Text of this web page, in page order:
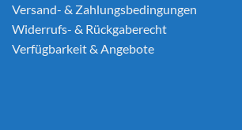
Versand- & Zahlungsbedingungen
Widerrufs- & Rückgaberecht
Verfügbarkeit & Angebote